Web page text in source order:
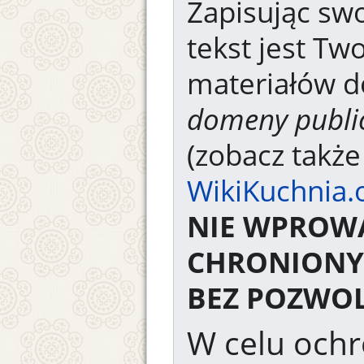
Zapisując
tekst jest
materiałów
domeny
(zobacz
NIE
BEZ
W celu